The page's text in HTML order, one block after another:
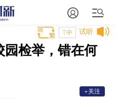
试听
T中
园检举，错在何
+关注